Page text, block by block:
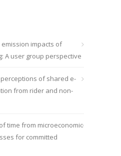
impacts of
A user group perspective
of shared e-
from rider and non-
time from microeconomic
for committed